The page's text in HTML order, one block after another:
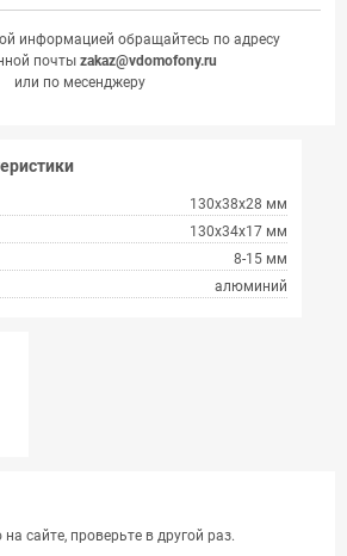
информацией обращайтесь по адресу
почты zakaz@vdomofony.ru
или по месенджеру
130x38x28 мм
130х34х17 мм
8-15 мм
алюминий
сайте, проверьте в другой раз.